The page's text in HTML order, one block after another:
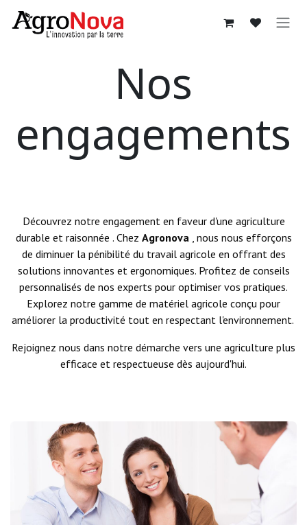
Nos
engagements
Découvrez notre engagement en faveur d'une agriculture
durable et raisonnée . Chez Agronova , nous nous efforçons
de diminuer la pénibilité du travail agricole en offrant des
solutions innovantes et ergonomiques. Profitez de conseils
personnalisés de nos experts pour optimiser vos pratiques.
Explorez notre gamme de matériel agricole conçu pour
améliorer la productivité tout en respectant l'environnement.
Rejoignez nous dans notre démarche vers une agriculture plus
efficace et respectueuse dès aujourd'hui.